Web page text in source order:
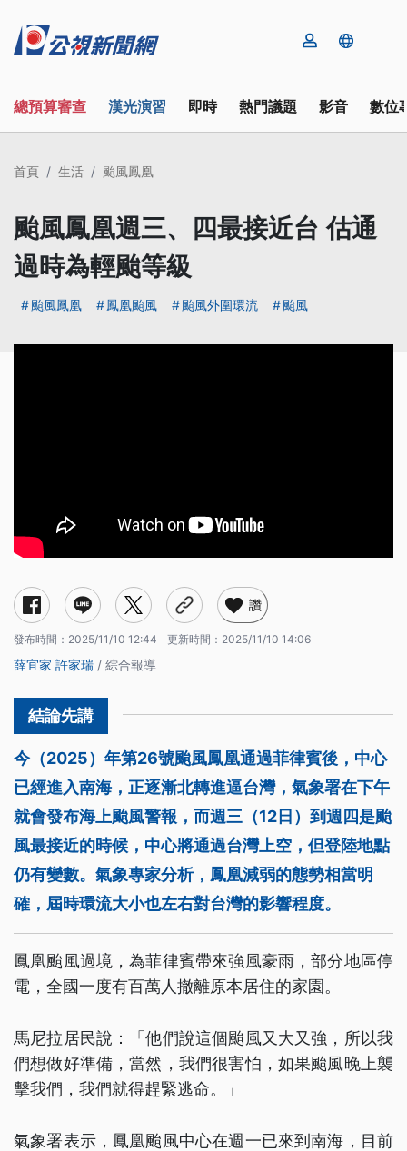
總預算審查 漢光演習 即時 熱門議題 影音 數位
首頁 生活 颱風鳳凰
颱風鳳凰週三、四最接近台 估通
過時為輕颱等級
颱風鳳凰 鳳凰颱風 颱風外圍環流 颱風
讚
發布時間： 2025/11/10 12:44 更新時間： 2025/11/10 14:06
薛宜家 許家瑞 / 綜合報導
今（2025）年第26號颱風鳳凰通過菲律賓後，中心
已經進入南海，正逐漸北轉進逼台灣，氣象署在下午
就會發布海上颱風警報，而週三（12日）到週四是颱
風最接近的時候，中心將通過台灣上空，但登陸地點
仍有變數。氣象專家分析，鳳凰減弱的態勢相當明
確，屆時環流大小也左右對台灣的影響程度。
鳳凰颱風過境，為菲律賓帶來強風豪雨，部分地區停
電，全國一度有百萬人撤離原本居住的家園。
馬尼拉居民說：「他們說這個颱風又大又強，所以我
們想做好準備，當然，我們很害怕，如果颱風晚上襲
擊我們，我們就得趕緊逃命。」
氣象署表示，鳳凰颱風中心在週一已來到南海，目前